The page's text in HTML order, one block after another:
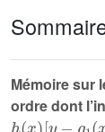
Mémoire sur
ordre dont
hxy-g1xλ1